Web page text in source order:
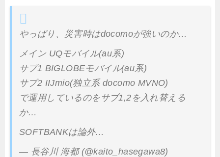
やっぱり、災害時はdocomoが強いのか…
メイン UQモバイル(au系)
サブ1 BIGLOBEモバイル(au系)
サブ2 IIJmio(独立系 docomo MVNO)
で運用しているのをサブ1,2を入れ替える
か…
SOFTBANKは論外…
— 長谷川 海都 (@kaito_hasegawa8)